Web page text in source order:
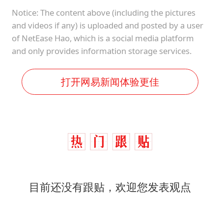
Notice: The content above (including the pictures
and videos if any) is uploaded and posted by a user
of NetEase Hao, which is a social media platform
and only provides information storage services.
打开网易新闻体验更佳
目前还没有跟贴，欢迎您发表观点